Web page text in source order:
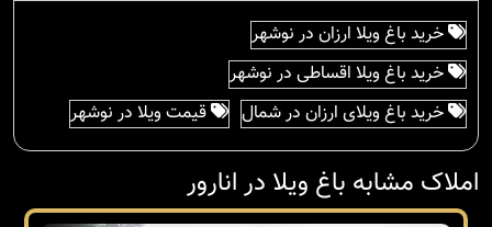
خرید باغ ویلا ارزان در نوشهر
خرید باغ ویلا اقساطی در نوشهر
خرید باغ ویلای ارزان در شمال
قیمت ویلا در نوشهر
املاک مشابه باغ ویلا در انارور